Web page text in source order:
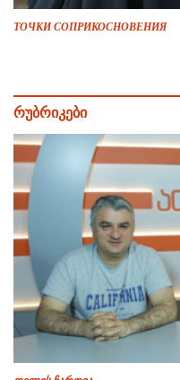
ТОЧКИ СОПРИКОСНОВЕНИЯ
რუბრიკები